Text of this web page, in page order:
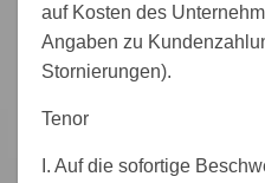
auf Kosten des
Angaben zu
Stornierungen).
Tenor
I. Auf die sofortige